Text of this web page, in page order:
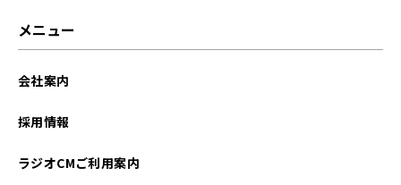
メニュー
会社案内
採用情報
ラジオCMご利用案内